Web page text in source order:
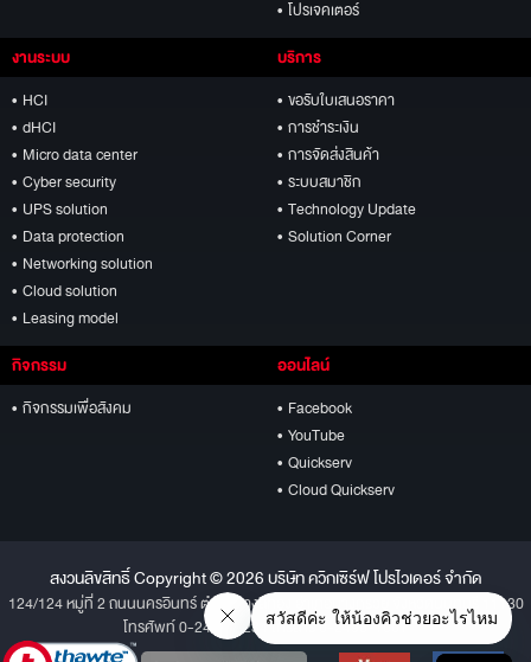
• โปรเจคเตอร์
งานระบบ
• HCI
• dHCI
• Micro data center
• Cyber security
• UPS solution
• Data protection
• Networking solution
• Cloud solution
• Leasing model
บริการ
• ขอรับใบเสนอราคา
• การชำระเงิน
• การจัดส่งสินค้า
• ระบบสมาชิก
• Technology Update
• Solution Corner
กิจกรรม
• กิจกรรมเพื่อสังคม
ออนไลน์
• Facebook
• YouTube
• Quickserv
• Cloud Quickserv
สงวนลิขสิทธิ์ Copyright © 2026 บริษัท ควิกเซิร์ฟ โปรไวเดอร์ จำกัด
124/124 หมู่ที่ 2 ถนนนครอินทร์ ตำบลบางสีทอง อำเภอบางกรวย จังหวัดนนทบุรี 11130
โทรศัพท์ 0-2496-1234 โทรสาร 0-2496-1001